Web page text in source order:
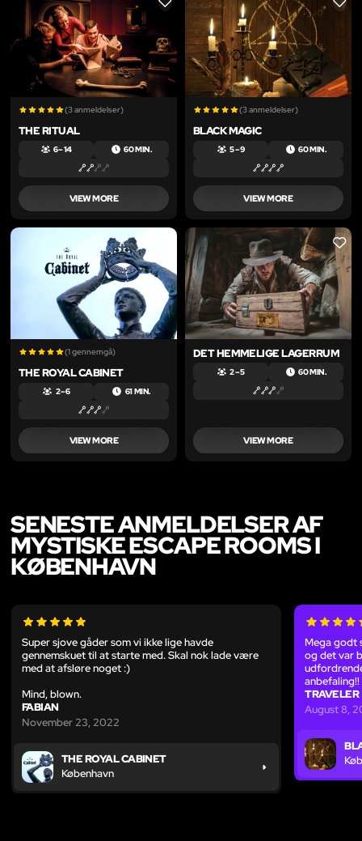
LIKE
(3 anmeldelser)
THE RITUAL
6 – 14 60 MIN.
VIEW MORE
LIKE
(3 anmeldelser)
BLACK MAGIC
5 – 9 60 MIN.
VIEW MORE
(1 gennemgå)
THE ROYAL CABINET
2 – 6 61 MIN.
VIEW MORE
LIKE
DET HEMMELIGE LAGERRUM
2 – 5 60 MIN.
VIEW MORE
SENESTE ANMELDELSER AF
MYSTISKE ESCAPE ROOMS I
KØBENHAVN
Super sjove gåder som vi ikke lige havde
gennemskuet til at starte med. Skal nok lade være
med at afsløre noget :)
Mind, blown.
FABIAN
November 23, 2022
THE ROYAL CABINET
København
Mega godt
og det var
anbefaling!!
TRAVELER
August 8,